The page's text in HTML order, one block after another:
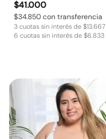
$41.000
$34.850con transferencia
3 cuotas sin interés de $13.667
6 cuotas sin interés de $6.833